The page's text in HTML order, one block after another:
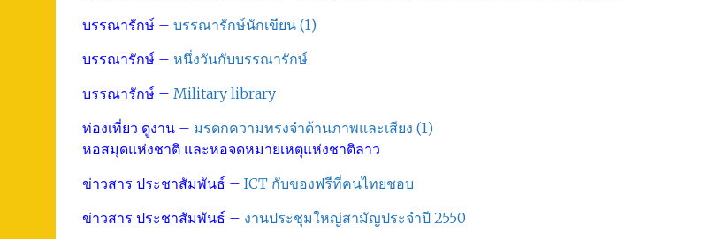
บรรณารักษ์ – บรรณารักษ์นักเขียน (1)
บรรณารักษ์ – หนึ่งวันกับบรรณารักษ์
บรรณารักษ์ – Military library
ท่องเที่ยว ดูงาน – มรดกความทรงจำด้านภาพและเสียง (1)
หอสมุดแห่งชาติ และหอจดหมายเหตุแห่งชาติลาว
ข่าวสาร ประชาสัมพันธ์ – ICT กับของฟรีที่คนไทยชอบ
ข่าวสาร ประชาสัมพันธ์ – งานประชุมใหญ่สามัญประจำปี 2550